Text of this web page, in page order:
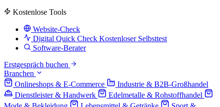
Kostenlose Tools
Website-Check
Digital Quick Check Kostenloser Selbsttest
Software-Berater
Erstgespräch buchen
Branchen
Onlineshops & E-Commerce
Industrie & B2B-Großhandel
Dienstleister & Handwerk
Edelmetalle & Rohstoffhandel